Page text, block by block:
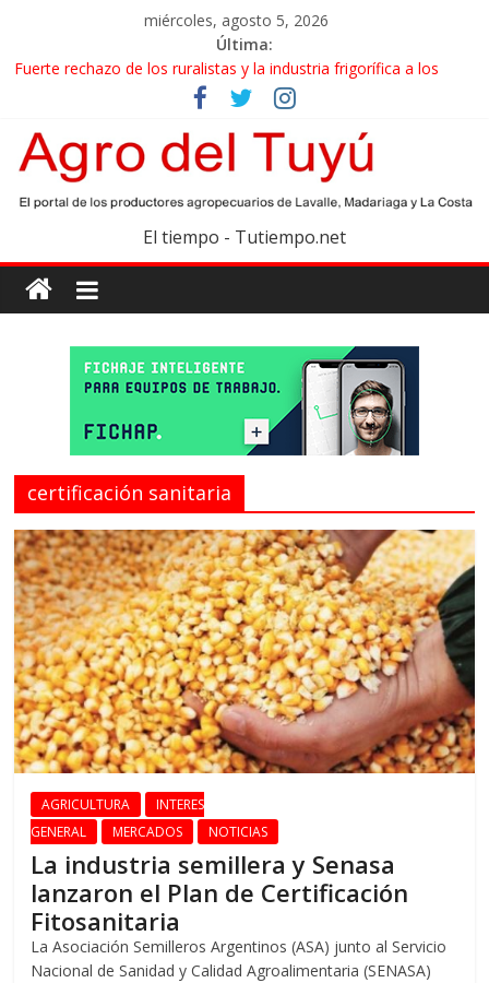
miércoles, agosto 5, 2026
Última:
Fuerte rechazo de los ruralistas y la industria frigorífica a los
cambios que impulsa el Gobierno en el IPCVA
El gobierno bonaerense realizará un censo para actualizar el
mapa de la producción hortiflorícola
Las exportaciones agroindustriales anotaron un récord histórico
en el primer semestre
Maíz: estiman una cosecha récord de 71,5 millones de toneladas
Las exportaciones de carne vacuna crecieron más de 40% en el
primer semestre
El tiempo - Tutiempo.net
certificación sanitaria
AGRICULTURA
INTERES
GENERAL
MERCADOS NOTICIAS
La industria semillera y Senasa
lanzaron el Plan de Certificación
Fitosanitaria
La Asociación Semilleros Argentinos (ASA) junto al Servicio
Nacional de Sanidad y Calidad Agroalimentaria (SENASA)